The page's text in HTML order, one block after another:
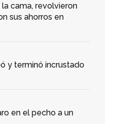
cama, revolvieron
sus ahorros en
y terminó incrustado
en el pecho a un